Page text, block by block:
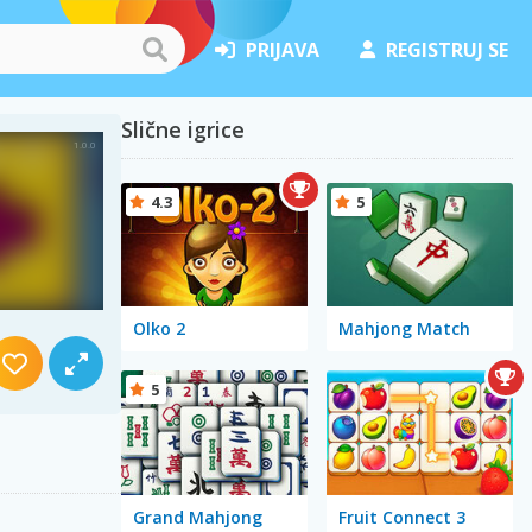
PRIJAVA REGISTRUJ SE
Slične igrice
Olko 2
4.3
Mahjong Match
5
Grand Mahjong
5
Fruit Connect 3